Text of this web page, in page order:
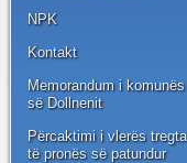
NPK
Kontakt
Memorandum i komunës
së Dollnenit
Përcaktimi i vlerës
të pronës së patundur